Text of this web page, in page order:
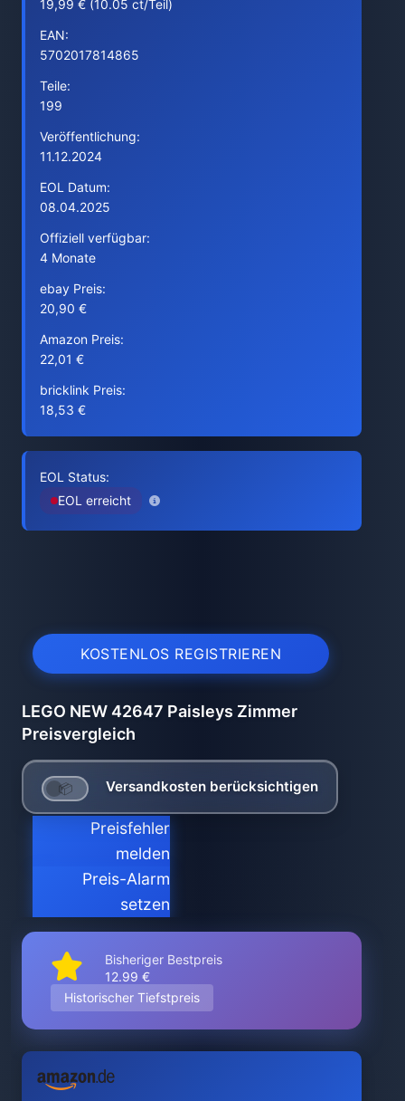
19,99 € (10.05 ct/Teil)
EAN:
5702017814865
Teile:
199
Veröffentlichung:
11.12.2024
EOL Datum:
08.04.2025
Offiziell verfügbar:
4 Monate
ebay Preis:
20,90 €
Amazon Preis:
22,01 €
bricklink Preis:
18,53 €
EOL Status:
EOL erreicht
KOSTENLOS REGISTRIEREN
LEGO NEW 42647 Paisleys Zimmer
Preisvergleich
Versandkosten berücksichtigen
Preisfehler
melden
Preis-Alarm
setzen
Bisheriger Bestpreis
12.99 €
Historischer Tiefstpreis